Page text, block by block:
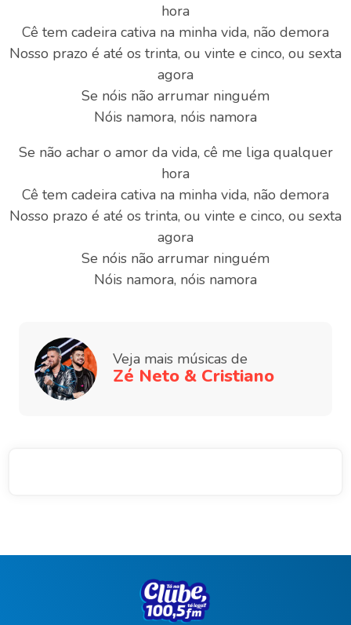
hora
Cê tem cadeira cativa na minha vida, não demora
Nosso prazo é até os trinta, ou vinte e cinco, ou sexta
agora
Se nóis não arrumar ninguém
Nóis namora, nóis namora
Se não achar o amor da vida, cê me liga qualquer
hora
Cê tem cadeira cativa na minha vida, não demora
Nosso prazo é até os trinta, ou vinte e cinco, ou sexta
agora
Se nóis não arrumar ninguém
Nóis namora, nóis namora
Veja mais músicas de
Zé Neto & Cristiano